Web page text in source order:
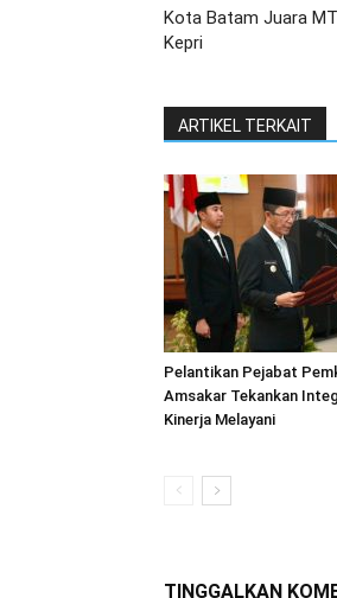
Kota Batam Juara
Kepri
ARTIKEL TERKAIT
Pelantikan Pejabat
Amsakar Tekankan
Kinerja Melayani
TINGGALKAN